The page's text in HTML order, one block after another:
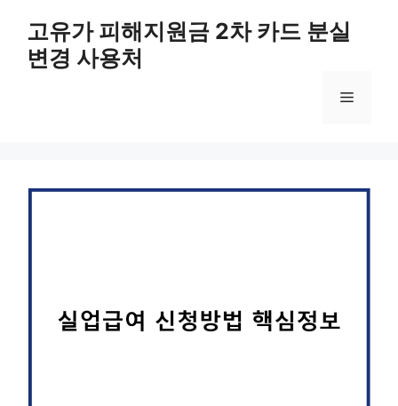
고유가 피해지원금 2차 카드 분실
변경 사용처
메